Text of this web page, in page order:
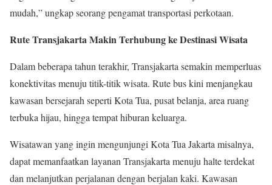
mudah,” ungkap seorang pengamat transportasi perkotaan.
Rute Transjakarta Makin Terhubung ke Destinasi Wisata
Dalam beberapa tahun terakhir, Transjakarta semakin memperluas
konektivitas menuju titik-titik wisata. Rute bus kini menjangkau
kawasan bersejarah seperti Kota Tua, pusat belanja, area ruang
terbuka hijau, hingga tempat hiburan keluarga.
Wisatawan yang ingin mengunjungi Kota Tua Jakarta misalnya,
dapat memanfaatkan layanan Transjakarta menuju halte terdekat
dan melanjutkan perjalanan dengan berjalan kaki. Kawasan